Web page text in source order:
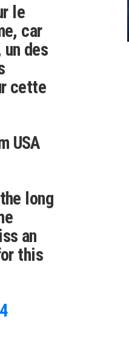
le
car
un des
cette
USA
long
an
this